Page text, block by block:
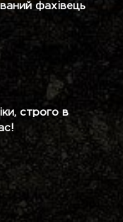
фахівець
строго в